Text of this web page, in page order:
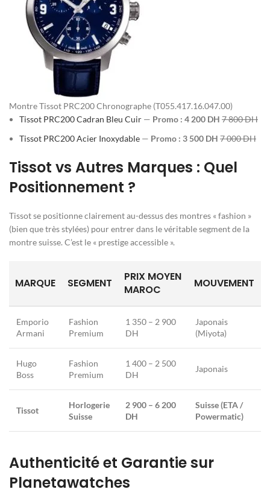
Montre Tissot PRC200 Chronographe (T055.417.16.047.00)
Tissot PRC200 Cadran Bleu Cuir — Promo : 4 200 DH 7 800 DH
Tissot PRC200 Acier Inoxydable — Promo : 3 500 DH 7 000 DH
Tissot vs Autres Marques : Quel
Positionnement ?
Tissot se positionne clairement au-dessus des montres « fashion »
(bien que très stylées) pour entrer dans le véritable segment de la
montre suisse. C’est le « prestige accessible ».
MARQUE SEGMENT
PRIX MOYEN
MAROC
MOUVEMENT
Emporio
Armani
Fashion
Premium
1 350 – 2 900
DH
Japonais
(Miyota)
Hugo
Boss
Fashion
Premium
1 400 – 2 500
DH
Japonais
Tissot
Horlogerie
Suisse
2 900 – 6 200
DH
Suisse (ETA /
Powermatic)
Authenticité et Garantie sur
Planetawatches